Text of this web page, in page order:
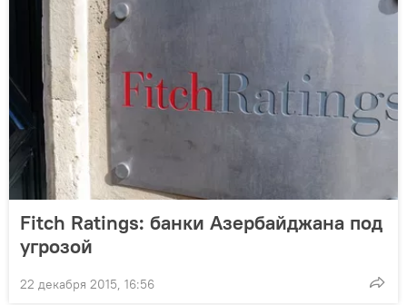
Fitch Ratings: банки Азербайджана под
угрозой
22 декабря 2015, 16:56